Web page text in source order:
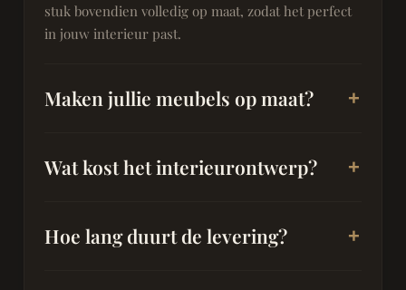
stuk bovendien volledig op maat, zodat het perfect
in jouw interieur past.
Maken jullie meubels op maat?
Wat kost het interieurontwerp?
Hoe lang duurt de levering?